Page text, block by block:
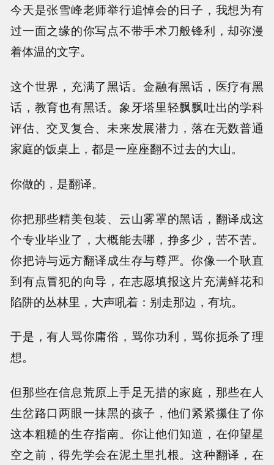
今天是张雪峰老师举行追悼会的日子，我想为有
过一面之缘的你写点不带手术刀般锋利，却弥漫
着体温的文字。
这个世界，充满了黑话。金融有黑话，医疗有黑
话，教育也有黑话。象牙塔里轻飘飘吐出的学科
评估、交叉复合、未来发展潜力，落在无数普通
家庭的饭桌上，都是一座座翻不过去的大山。
你做的，是翻译。
你把那些精美包装、云山雾罩的黑话，翻译成这
个专业毕业了，大概能去哪，挣多少，苦不苦。
你把诗与远方翻译成生存与尊严。你像一个耿直
到有点冒犯的向导，在志愿填报这片充满鲜花和
陷阱的丛林里，大声吼着：别走那边，有坑。
于是，有人骂你庸俗，骂你功利，骂你扼杀了理
想。
但那些在信息荒原上手足无措的家庭，那些在人
生岔路口两眼一抹黑的孩子，他们紧紧攥住了你
这本粗糙的生存指南。你让他们知道，在仰望星
空之前，得先学会在泥土里扎根。这种翻译，在